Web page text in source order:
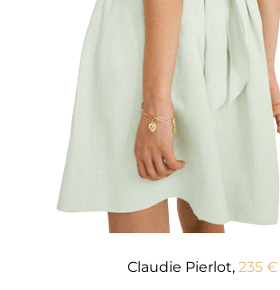
Claudie Pierlot, 235 €